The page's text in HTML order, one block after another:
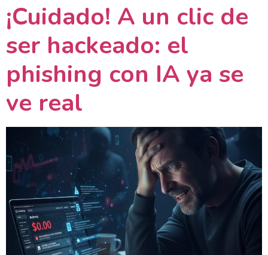
¡Cuidado! A un clic de
ser hackeado: el
phishing con IA ya se
ve real